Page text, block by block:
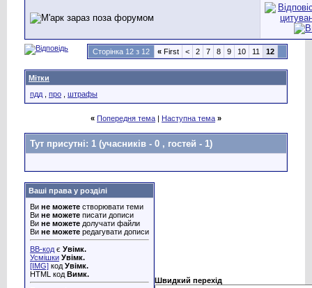
Сторінка 12 з 12 « First < 2 7 8 9 10 11 12
Мітки
пдд
про штрафы
« Попередня тема | Наступна тема »
Тут присутні: 1 (учасників - 0 , гостей - 1)
Ваші права у розділі
Ви не можете створювати теми
Ви не можете писати дописи
Ви не можете долучати файли
Ви не можете редагувати дописи
BB-код є Увімк.
Усмішки Увімк.
[IMG] код Увімк.
HTML код Вимк.
Швидкий перехід